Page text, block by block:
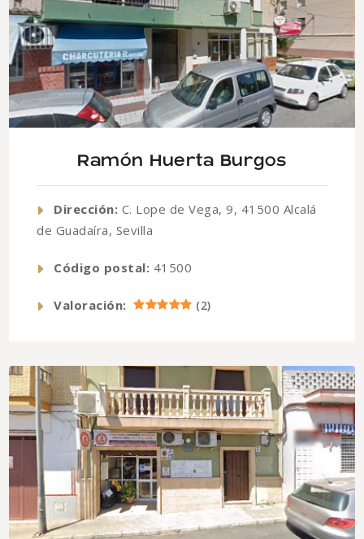
Ramón Huerta Burgos
Dirección: C. Lope de Vega, 9, 41500 Alcalá
de Guadaíra, Sevilla
Código postal: 41500
Valoración: (2)